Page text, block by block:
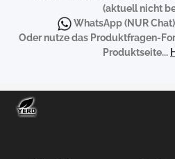
(aktuell nicht
WhatsApp(NUR
Oder nutze das Produktfragen-
Produktseite...